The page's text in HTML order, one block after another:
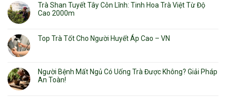
Trà Shan Tuyết Tây Côn Lĩnh: Tinh Hoa Trà Việt Từ Độ
Cao 2000m
Top Trà Tốt Cho Người Huyết Áp Cao – VN
Người Bệnh Mất Ngủ Có Uống Trà Được Không? Giải Pháp
An Toàn!